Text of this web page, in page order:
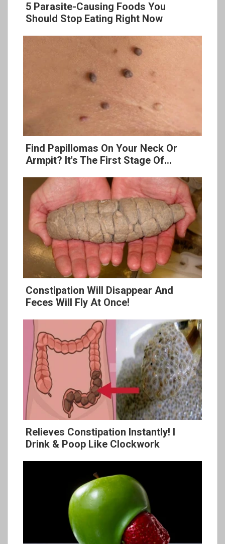
5 Parasite-Causing Foods You
Should Stop Eating Right Now
Find Papillomas On Your Neck Or
Armpit? It's The First Stage Of...
Constipation Will Disappear And
Feces Will Fly At Once!
Relieves Constipation Instantly! I
Drink & Poop Like Clockwork